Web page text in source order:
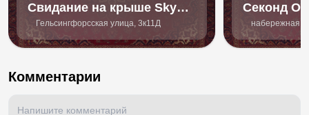
Свидание на крыше Sky
Love
Гельсингфорсская улица, 3к11Д
Секонд Off
набережная
Комментарии